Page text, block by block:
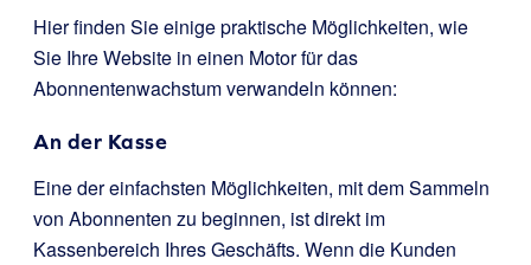
Hier finden Sie einige praktische Möglichkeiten, wie
Sie Ihre Website in einen Motor für das
Abonnentenwachstum verwandeln können:
An der Kasse
Eine der einfachsten Möglichkeiten, mit dem Sammeln
von Abonnenten zu beginnen, ist direkt im
Kassenbereich Ihres Geschäfts. Wenn die Kunden